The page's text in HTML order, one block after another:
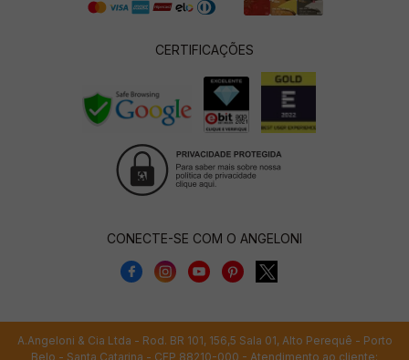
CERTIFICAÇÕES
CONECTE-SE COM O ANGELONI
A.Angeloni & Cia Ltda - Rod. BR 101, 156,5 Sala 01, Alto Perequê - Porto
Belo - Santa Catarina - CEP 88210-000 - Atendimento ao cliente: